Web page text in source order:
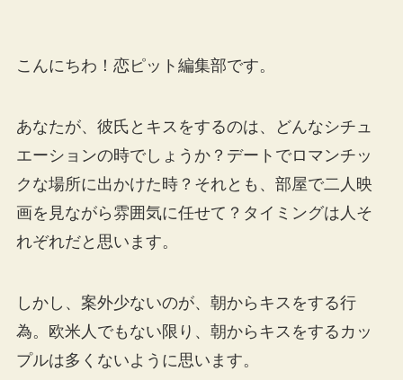
こんにちわ！恋ピット編集部です。
あなたが、彼氏とキスをするのは、どんなシチュ
エーションの時でしょうか？デートでロマンチッ
クな場所に出かけた時？それとも、部屋で二人映
画を見ながら雰囲気に任せて？タイミングは人そ
れぞれだと思います。
しかし、案外少ないのが、朝からキスをする行
為。欧米人でもない限り、朝からキスをするカッ
プルは多くないように思います。